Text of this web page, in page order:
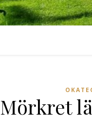
Mörkret